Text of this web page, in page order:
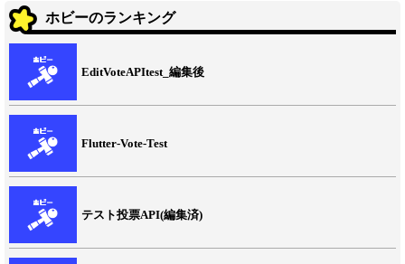
ホビーのランキング
EditVoteAPItest_編集後
Flutter-Vote-Test
テスト投票API(編集済)